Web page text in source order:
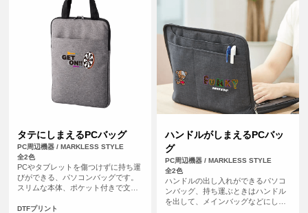
タテにしまえるPCバッグ
PC周辺機器 / MARKLESS STYLE
全2色
PCやタブレットを傷つけずに持ち運
びができる、パソコンバッグです。
スリムな本体、ポケット付きで文房
す。
DTFプリント
ハンドルがしまえるPCバッ
グ
PC周辺機器 / MARKLESS STYLE
全2色
ハンドルの出し入れができるパソコ
ンバッグ、持ち運ぶときはハンドル
を出して、メインバッグなどにしま